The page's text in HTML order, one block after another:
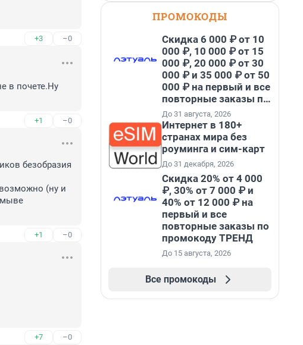
+3 –0
в почете.Ну
+1 –0
безобразия
(ну и
+1 –0
+7 –0
ПРОМОКОДЫ
Скидка 6 000 ₽ от 10
000 ₽, 10 000 ₽ от 15
000 ₽, 20 000 ₽ от 30
000 ₽ и 35 000 ₽ от 50
000 ₽ на первый и все
повторные заказы по
промокоду НАБЕРИ
До 31 августа, 2026
Интернет в 180+
странах мира без
роуминга и сим-карт
До 31 декабря, 2026
Скидка 20% от 4 000
₽, 30% от 7 000 ₽ и
40% от 12 000 ₽ на
первый и все
повторные заказы по
промокоду ТРЕНД
До 15 августа, 2026
Все промокоды